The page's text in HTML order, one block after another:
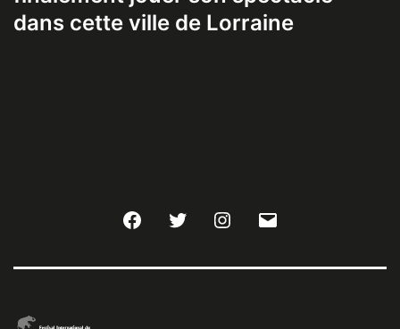
dans cette ville de Lorraine
FacebookTwitter Instagram